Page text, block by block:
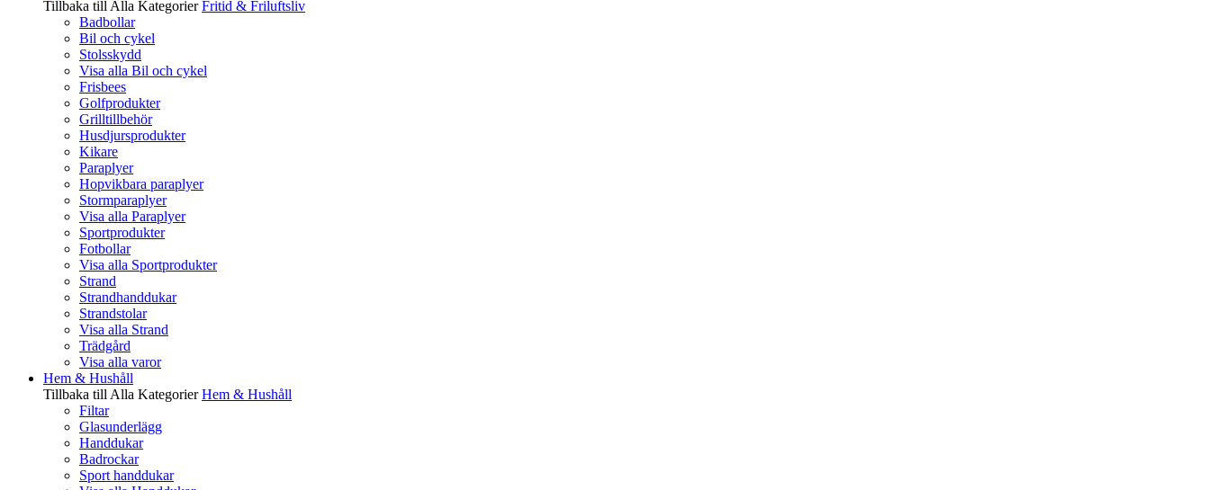
Tillbaka till Alla Kategorier Fritid & Friluftsliv
Badbollar
Bil och cykel
Stolsskydd
Visa alla Bil och cykel
Frisbees
Golfprodukter
Grilltillbehör
Husdjursprodukter
Kikare
Paraplyer
Hopvikbara paraplyer
Stormparaplyer
Visa alla Paraplyer
Sportprodukter
Fotbollar
Visa alla Sportprodukter
Strand
Strandhanddukar
Strandstolar
Visa alla Strand
Trädgård
Visa alla varor
Hem & Hushåll
Tillbaka till Alla Kategorier Hem & Hushåll
Filtar
Glasunderlägg
Handdukar
Badrockar
Sport handdukar